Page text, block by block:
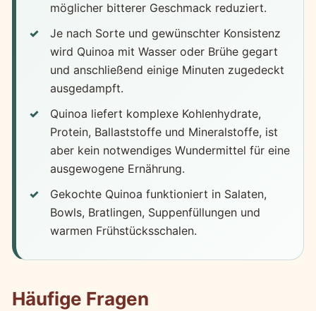
möglicher bitterer Geschmack reduziert.
Je nach Sorte und gewünschter Konsistenz
wird Quinoa mit Wasser oder Brühe gegart
und anschließend einige Minuten zugedeckt
ausgedampft.
Quinoa liefert komplexe Kohlenhydrate,
Protein, Ballaststoffe und Mineralstoffe, ist
aber kein notwendiges Wundermittel für eine
ausgewogene Ernährung.
Gekochte Quinoa funktioniert in Salaten,
Bowls, Bratlingen, Suppenfüllungen und
warmen Frühstücksschalen.
Häufige Fragen